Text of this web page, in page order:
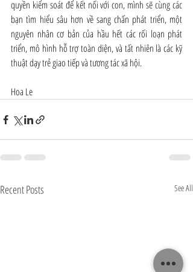
quyền kiểm soát để kết nối với con, mình sẽ cùng các
bạn tìm hiểu sâu hơn về sang chấn phát triển, một
nguyên nhân cơ bản của hầu hết các rối loạn phát
triển, mô hình hỗ trợ toàn diện, và tất nhiên là các kỹ
thuật dạy trẻ giao tiếp và tương tác xã hội.
Hoa Le
Recent Posts See All